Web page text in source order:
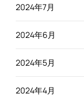
2024年7月
2024年6月
2024年5月
2024年4月